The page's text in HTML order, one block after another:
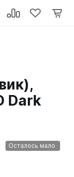
Dark
Осталось мало